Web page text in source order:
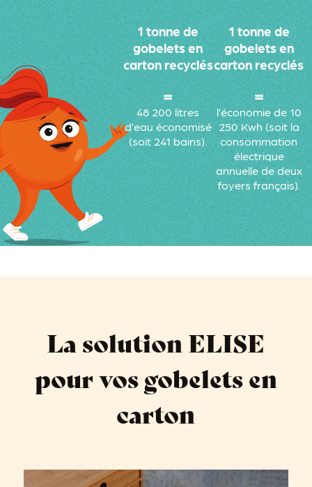
1 tonne de
gobelets en
carton recyclés
=
48 200 litres
d’eau économisé
(soit 241 bains).
1 tonne de
gobelets en
carton recyclés
=
l’économie de 10
250 Kwh (soit la
consommation
électrique
annuelle de deux
foyers français).
La solution ELISE
pour vos gobelets en
carton